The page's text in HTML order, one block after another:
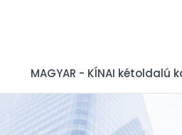
MAGYAR - KÍNAI kétoldalú